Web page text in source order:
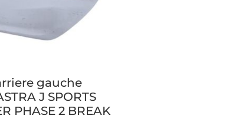
gauche
J SPORTS
PHASE 2 BREAK